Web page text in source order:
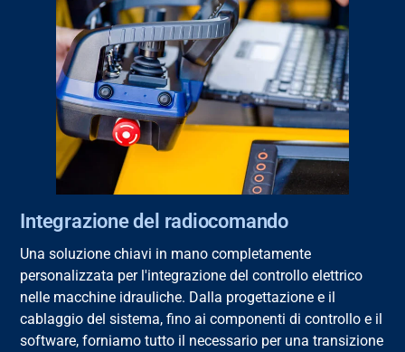
Integrazione del radiocomando
Una soluzione chiavi in mano completamente
personalizzata per l'integrazione del controllo elettrico
nelle macchine idrauliche. Dalla progettazione e il
cablaggio del sistema, fino ai componenti di controllo e il
software, forniamo tutto il necessario per una transizione